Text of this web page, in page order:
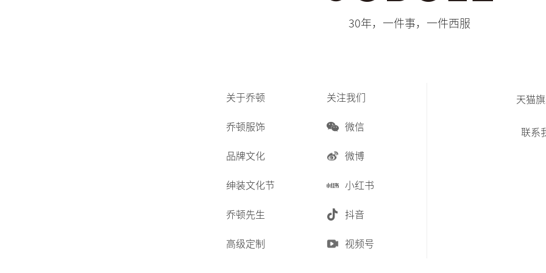
30年，一件事，一件西服
关于乔顿
乔顿服饰
品牌文化
绅装文化节
乔顿先生
高级定制
关注我们
微信
微博
小红书
抖音
视频号
天猫
联系